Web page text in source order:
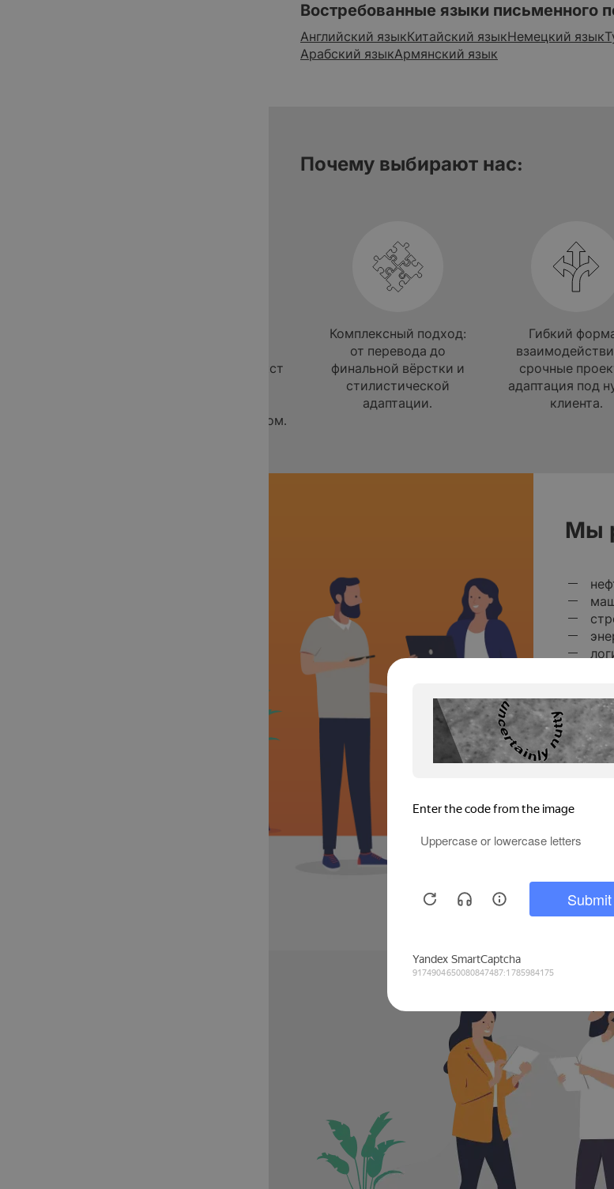
Востребованные языки письменного
Английский языкКитайский языкНемецкий язык
Арабский языкАрмянский язык
Почему выбирают нас:
терминологии.Текст
профильным опытом.
Комплексный подход:
от перевода до
финальной вёрстки и
стилистической
адаптации.
Гибкий
срочные
адаптация под
клиента.
Мы